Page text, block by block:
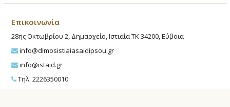
Επικοινωνία
28ης Οκτωβρίου 2, Δημαρχείο, Ιστιαία ΤΚ 34200, Εύβοια
info@dimosistiaiasaidipsou.gr
info@istaid.gr
Τηλ: 2226350010